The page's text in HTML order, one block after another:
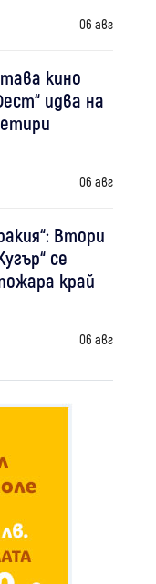
06 авг
кино
идва на
06 авг
Втори
се
край
06 авг